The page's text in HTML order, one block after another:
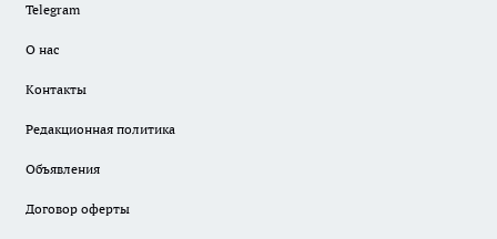
Telegram
О нас
Контакты
Редакционная политика
Объявления
Договор оферты